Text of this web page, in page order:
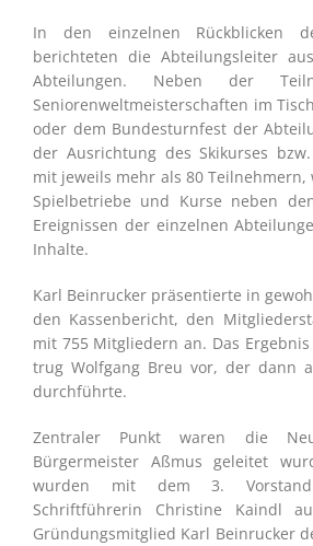
In den einzelnen Rückblicken
berichteten die Abteilungsleiter
Abteilungen. Neben der
Seniorenweltmeisterschaften im
oder dem Bundesturnfest der
der Ausrichtung des Skikurses
mit jeweils mehr als 80
Spielbetriebe und Kurse neben
Ereignissen der einzelnen
Inhalte.
Karl Beinrucker präsentierte in
den Kassenbericht, den
mit 755 Mitgliedern an. Das
trug Wolfgang Breu vor, der dann
durchführte.
Zentraler Punkt waren die
Bürgermeister Aßmus geleitet
wurden mit dem 3.
Schriftführerin Christine Kaindl
Gründungsmitglied Karl Beinrucker